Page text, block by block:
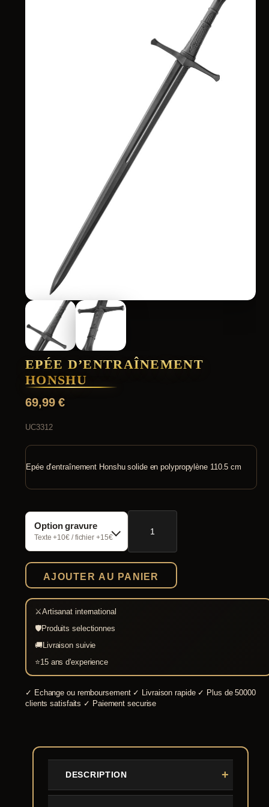
EPÉE D’ENTRAÎNEMENT
HONSHU
69,99€
UC3312
Epée d’entraînement Honshu solide en polypropylène 110.5 cm
Option gravure
Texte +10€ / fichier +15€
quantité
d'entraînement
AJOUTER AU PANIER
⚔Artisanat international
🛡Produits selectionnes
🚚Livraison suivie
⭐15 ans d'experience
✓ Echange ou remboursement ✓ Livraison rapide ✓ Plus de 50000
clients satisfaits ✓ Paiement securise
DESCRIPTION